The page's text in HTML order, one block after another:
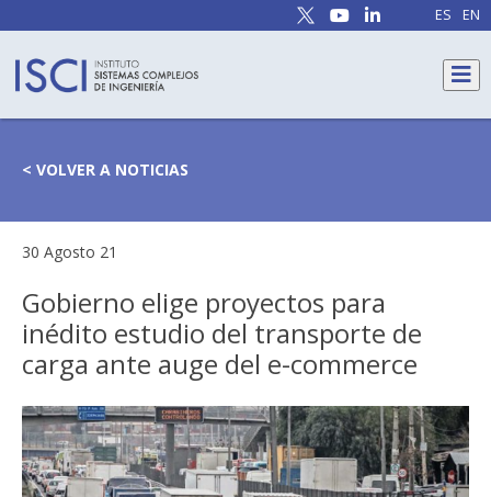
ES EN
< VOLVER A NOTICIAS
30 Agosto 21
Gobierno elige proyectos para
inédito estudio del transporte de
carga ante auge del e-commerce